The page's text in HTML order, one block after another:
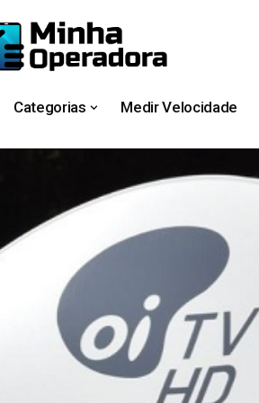
Categorias Medir Velocidade